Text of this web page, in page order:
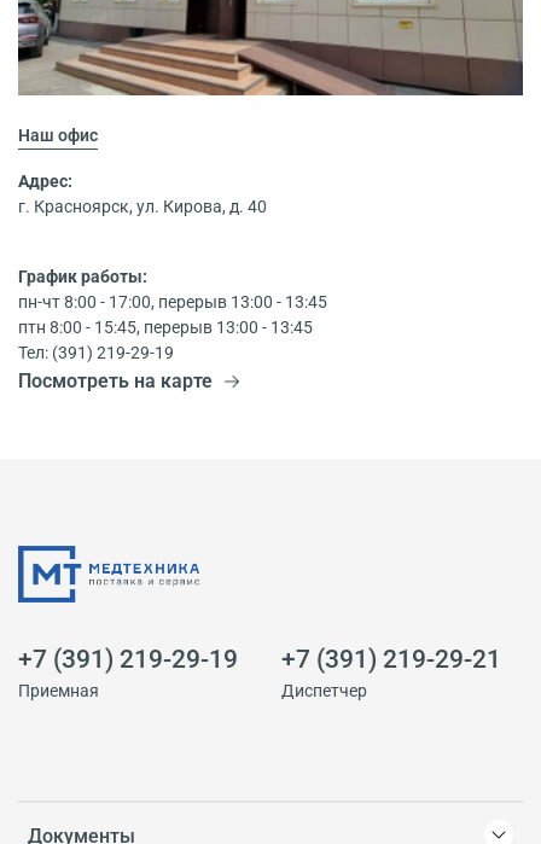
Наш офис
Адрес:
г. Красноярск, ул. Кирова, д. 40
График работы:
пн-чт 8:00 - 17:00, перерыв 13:00 - 13:45
птн 8:00 - 15:45, перерыв 13:00 - 13:45
Тел: (391) 219-29-19
Посмотреть на карте
Документы
+7 (391) 219-29-19
Приемная
+7 (391) 219-29-21
Диспетчер